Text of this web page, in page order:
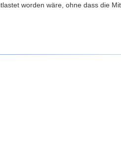
worden wäre, ohne dass die